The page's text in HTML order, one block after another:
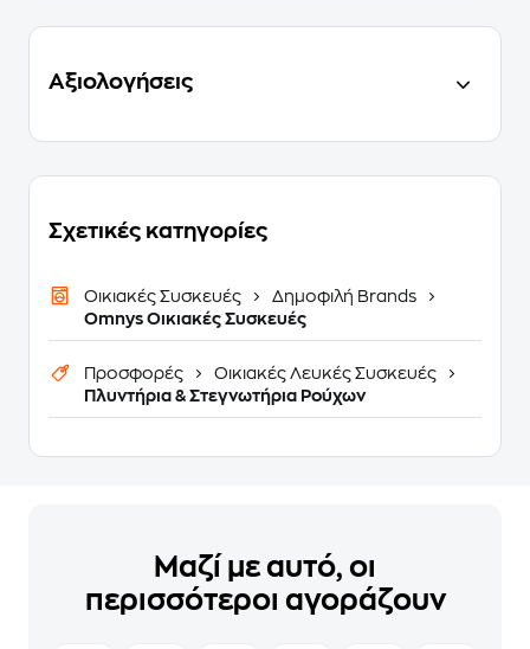
Αξιολογήσεις
Σχετικές κατηγορίες
Οικιακές Συσκευές
Δημοφιλή Brands
Omnys Οικιακές Συσκευές
Προσφορές
Οικιακές Λευκές Συσκευές
Πλυντήρια & Στεγνωτήρια Ρούχων
Μαζί με αυτό, οι
περισσότεροι αγοράζουν